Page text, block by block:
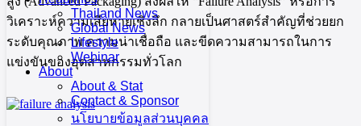
Thailand News
Global News
Lifestyle
Webinar
About
About & Stat
Contact & Sponsor
นโยบายข้อมูลส่วนบุคคล
วิเคราะห์ความเสียหายเชิงลึก กลายเป็นศาสตร์สำคัญที่ช่วยยก
ระดับคุณภาพ ความน่าเชื่อถือ และขีดความสามารถในการ
แข่งขันของอุตสาหกรรมทั่วโลก